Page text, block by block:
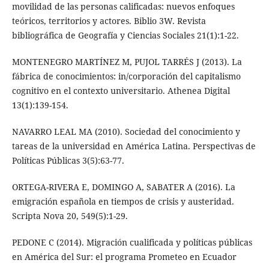
movilidad de las personas calificadas: nuevos enfoques
teóricos, territorios y actores. Biblio 3W. Revista
bibliográfica de Geografía y Ciencias Sociales 21(1):1-22.
MONTENEGRO MARTÍNEZ M, PUJOL TARRÉS J (2013). La
fábrica de conocimientos: in/corporación del capitalismo
cognitivo en el contexto universitario. Athenea Digital
13(1):139-154.
NAVARRO LEAL MA (2010). Sociedad del conocimiento y
tareas de la universidad en América Latina. Perspectivas de
Políticas Públicas 3(5):63-77.
ORTEGA-RIVERA E, DOMINGO A, SABATER A (2016). La
emigración española en tiempos de crisis y austeridad.
Scripta Nova 20, 549(5):1-29.
PEDONE C (2014). Migración cualificada y políticas públicas
en América del Sur: el programa Prometeo en Ecuador